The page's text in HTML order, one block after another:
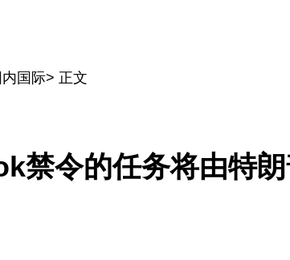
内国际> 正文
禁令的任务将由特